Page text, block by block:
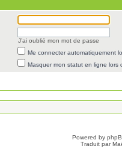
J’ai oublié mon mot de passe
Me connecter automatiquement
Masquer mon statut en ligne lors
Powered by
Traduit par